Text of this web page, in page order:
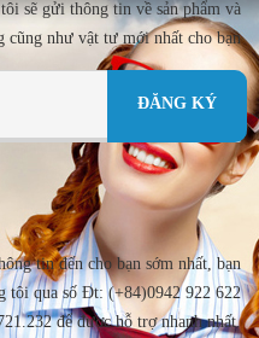
sẽ gửi thông tin về sản phẩm và
cũng như vật tư mới nhất cho bạn
tin đến cho bạn sớm nhất, bạn
tôi qua số Đt: (+84)0942 922 622
để được hỗ trợ nhanh nhất.